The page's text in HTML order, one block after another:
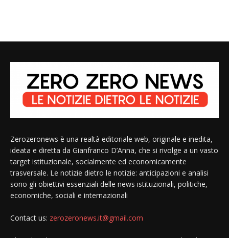
Zerozeronews è una realtà editoriale web, originale e inedita,
ideata e diretta da Gianfranco D’Anna, che si rivolge a un vasto
target istituzionale, socialmente ed economicamente
trasversale. Le notizie dietro le notizie: anticipazioni e analisi
sono gli obiettivi essenziali delle news istituzionali, politiche,
economiche, sociali e internazionali
Contact us: zerozeronews.it@gmail.com